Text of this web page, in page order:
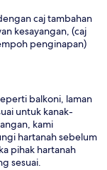
caj tambahan
kesayangan, (caj
penginapan)
balkoni, laman
untuk kanak-
kami
hartanah sebelum
pihak hartanah
sesuai.